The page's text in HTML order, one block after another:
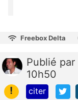
Freebox Delta
Publié par
10h50
!
citer